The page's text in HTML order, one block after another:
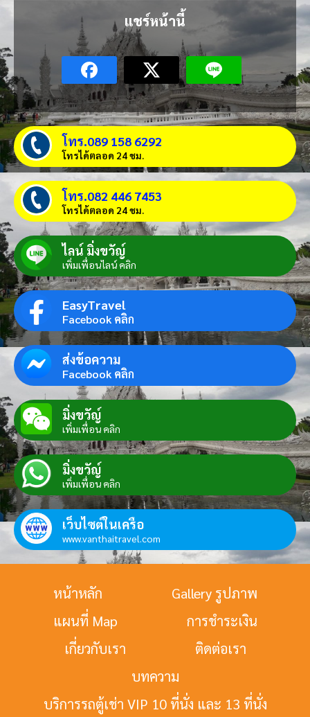
แชร์หน้านี้
โทร.089 158 6292
โทรได้ตลอด 24 ชม.
โทร.082 446 7453
โทรได้ตลอด 24 ชม.
ไลน์ มิ่งขวัญ์
เพิ่มเพื่อนไลน์ คลิก
EasyTravel
Facebook คลิก
ส่งข้อความ
Facebook คลิก
มิ่งขวัญ์
เพิ่มเพื่อน คลิก
มิ่งขวัญ์
เพิ่มเพื่อน คลิก
เว็บไซต์ในเครือ
www.vanthaitravel.com
หน้าหลัก
Gallery รูปภาพ
แผนที่ Map
การชำระเงิน
เกี่ยวกับเรา
ติดต่อเรา
บทความ
บริการรถตู้เช่า VIP 10 ที่นั่ง และ 13 ที่นั่ง